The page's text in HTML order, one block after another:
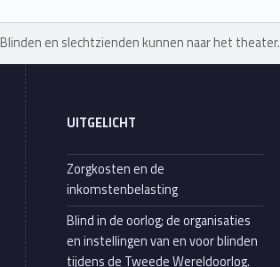
Blinden en slechtzienden kunnen naar het theater.
UITGELICHT
Zorgkosten en de
inkomstenbelasting
Blind in de oorlog; de organisaties
en instellingen van en voor blinden
tijdens de Tweede Wereldoorlog.